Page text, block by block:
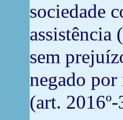
sociedade
assistência
sem
negado por
(art.